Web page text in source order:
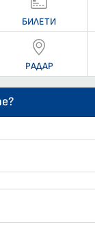
БИЛЕТИ
РАДАР